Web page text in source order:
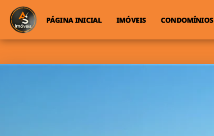
PÁGINA INICIAL IMÓVEIS CONDOMÍNIOS